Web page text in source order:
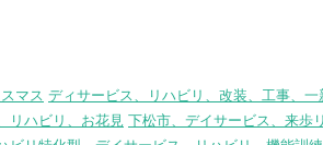
マス ディサービス、リハビリ、改装、工事、
リハビリ、お花見 下松市、デイサービス、来歩